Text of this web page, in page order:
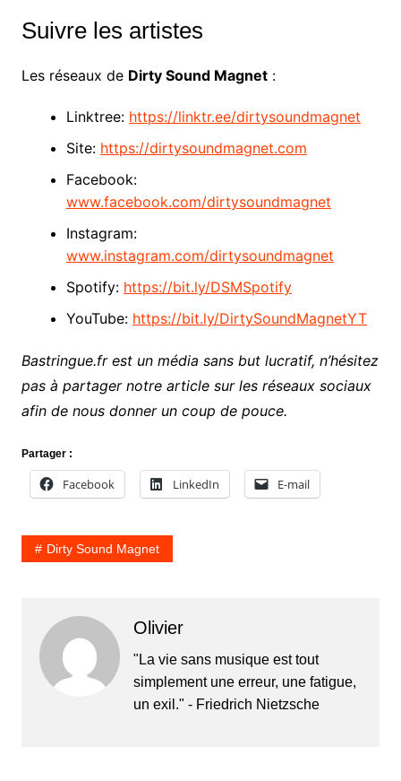
Suivre les artistes
Les réseaux de Dirty Sound Magnet:
Linktree: https://linktr.ee/dirtysoundmagnet
Site: https://dirtysoundmagnet.com
Facebook:
www.facebook.com/dirtysoundmagnet
Instagram:
www.instagram.com/dirtysoundmagnet
Spotify: https://bit.ly/DSMSpotify
YouTube: https://bit.ly/DirtySoundMagnetYT
Bastringue.fr est un média sans but lucratif, n’hésitez
pas à partager notre article sur les réseaux sociaux
afin de nous donner un coup de pouce.
Partager :
Facebook LinkedIn E-mail
Dirty Sound Magnet
Olivier
"La vie sans musique est tout
simplement une erreur, une fatigue,
un exil." - Friedrich Nietzsche